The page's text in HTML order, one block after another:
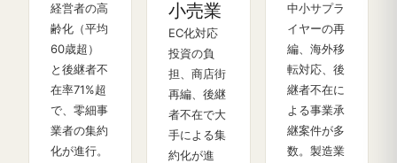
経営者の高
齢化（平均
60歳超）
と後継者不
在率71%超
で、零細事
業者の集約
化が進行。
小売業
EC化対応
投資の負
担、商店街
再編、後継
者不在で大
手による集
約化が進
中小サプラ
イヤーの再
編、海外移
転対応、後
継者不在に
よる事業承
継案件が多
数。製造業